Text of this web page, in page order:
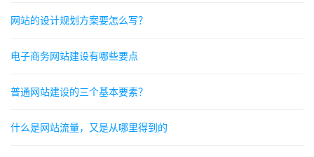
网站的设计规划方案要怎么写？
电子商务网站建设有哪些要点
普通网站建设的三个基本要素？
什么是网站流量，又是从哪里得到的